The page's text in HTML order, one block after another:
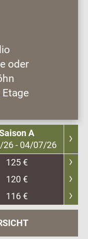
oder
A
26 - 04/07/26
125 €
120 €
116 €